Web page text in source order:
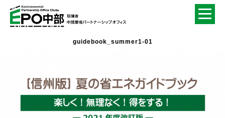
guidebook_summer1-01